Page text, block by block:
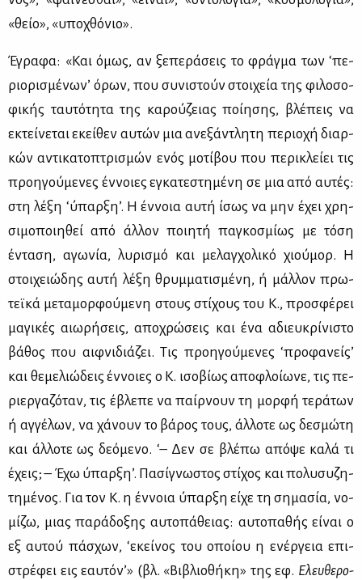
«θείο», «υπο­χθό­νιο».
Έγρα­φα: «Και όμως, αν ξε­πε­ρά­σεις το φράγ­μα των ‘πε­
ριο­ρι­σμέ­νω­ν’ όρων, που συ­νι­στούν στοι­χεία της φι­λο­σο­
φι­κής ταυ­τό­τη­τα της κα­ρού­ζειας ποί­η­σης, βλέ­πεις να
εκτεί­νε­ται εκεί­θεν αυ­τών μια ανε­ξά­ντλη­τη πε­ριο­χή διαρ­
κών αντι­κα­το­πτρι­σμών ενός μο­τί­βου που πε­ρι­κλεί­ει τις
προη­γού­με­νες έν­νοιες εγκα­τε­στη­μέ­νη σε μια από αυ­τές:
στη λέ­ξη ‘ύπαρ­ξη’. Η έν­νοια αυ­τή ίσως να μην έχει χρη­
σι­μο­ποι­η­θεί από άλ­λον ποι­η­τή πα­γκο­σμί­ως με τό­ση
έντα­ση, αγω­νία, λυ­ρι­σμό και με­λαγ­χο­λι­κό χιού­μορ. Η
στοι­χειώ­δης αυ­τή λέ­ξη θρυμ­μα­τι­σμέ­νη, ή μάλ­λον πρω­
τεϊ­κά με­τα­μορ­φού­με­νη στους στί­χους του Κ., προ­σφέ­ρει
μα­γι­κές αιω­ρή­σεις, απο­χρώ­σεις και ένα αδιευ­κρί­νι­στο
βά­θος που αιφ­νι­διά­ζει. Τις προη­γού­με­νες ‘προ­φα­νεί­ς’
και θε­με­λιώ­δεις έν­νοιες ο Κ. ισο­βί­ως απο­φλοί­ω­νε, τις πε­
ριερ­γα­ζό­ταν, τις έβλε­πε να παίρ­νουν τη μορ­φή τε­ρά­των
ή αγ­γέ­λων, να χά­νουν το βά­ρος τους, άλ­λο­τε ως δε­σμώ­τη
και άλ­λο­τε ως δε­ό­με­νο. ‘– Δεν σε βλέ­πω από­ψε κα­λά τι
έχεις; – Έχω ύπαρ­ξη’. Πα­σί­γνω­στος στί­χος και πο­λυ­συ­ζη­
τη­μέ­νος. Για τον Κ. η έν­νοια ύπαρ­ξη εί­χε τη ση­μα­σία, νο­
μί­ζω, μιας πα­ρά­δο­ξης αυ­το­πά­θειας: αυ­το­πα­θής εί­ναι ο
εξ αυ­τού πά­σχων, ‘εκεί­νος του οποί­ου η ενέρ­γεια επι­
στρέ­φει εις εαυ­τό­ν’» (βλ. «Βι­βλιο­θή­κη» της εφ. Ελευ­θε­ρο­